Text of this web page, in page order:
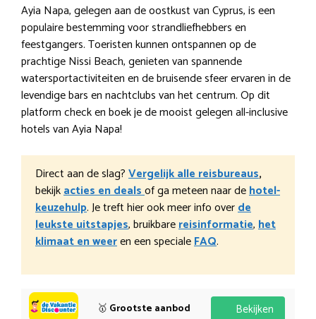
Ayia Napa, gelegen aan de oostkust van Cyprus, is een
populaire bestemming voor strandliefhebbers en
feestgangers. Toeristen kunnen ontspannen op de
prachtige Nissi Beach, genieten van spannende
watersportactiviteiten en de bruisende sfeer ervaren in de
levendige bars en nachtclubs van het centrum. Op dit
platform check en boek je de mooist gelegen all-inclusive
hotels van Ayia Napa!
Direct aan de slag?Vergelijk alle reisbureaus,
bekijkacties en dealsof ga meteen naar dehotel-
keuzehulp. Je treft hier ook meer info overde
leukste uitstapjes, bruikbarereisinformatie,het
klimaat en weeren een specialeFAQ.
🥇 Grootste aanbod Bekijken